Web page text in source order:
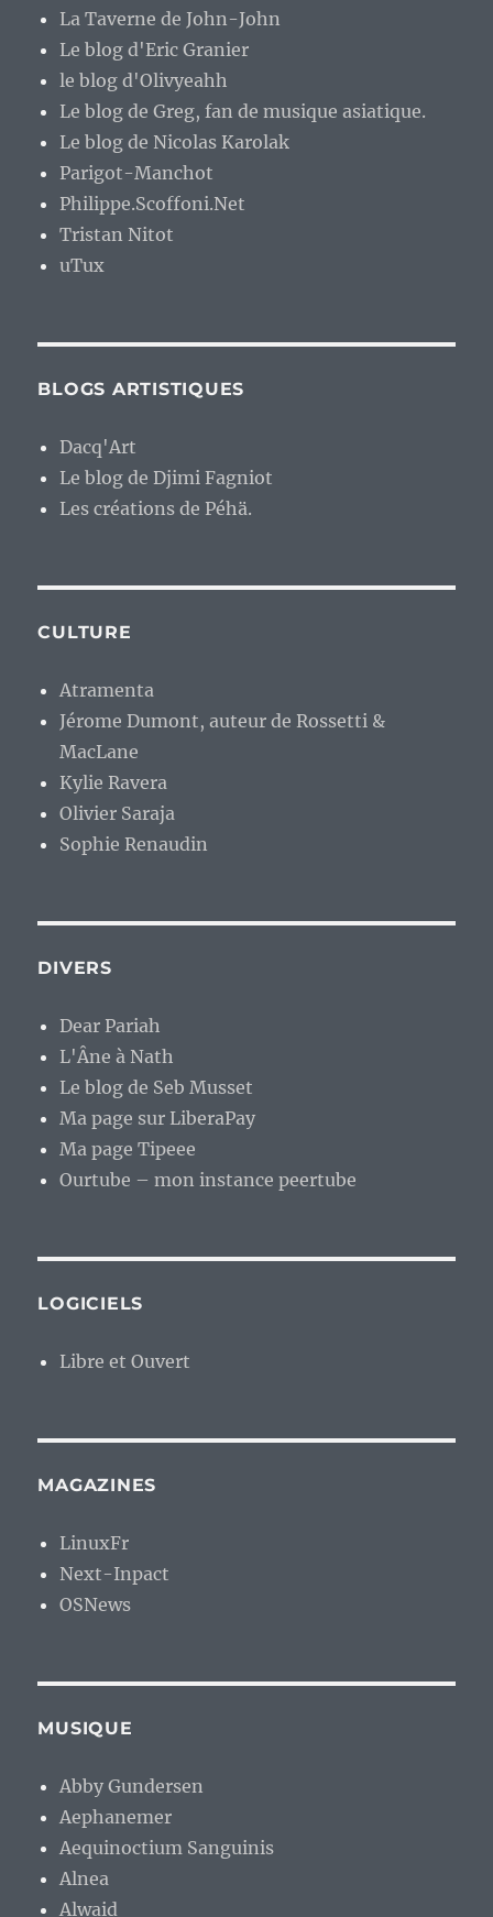
La Taverne de John-John
Le blog d'Eric Granier
le blog d'Olivyeahh
Le blog de Greg, fan de musique asiatique.
Le blog de Nicolas Karolak
Parigot-Manchot
Philippe.Scoffoni.Net
Tristan Nitot
uTux
BLOGS ARTISTIQUES
Dacq'Art
Le blog de Djimi Fagniot
Les créations de Péhä.
CULTURE
Atramenta
Jérome Dumont, auteur de Rossetti &
MacLane
Kylie Ravera
Olivier Saraja
Sophie Renaudin
DIVERS
Dear Pariah
L'Âne à Nath
Le blog de Seb Musset
Ma page sur LiberaPay
Ma page Tipeee
Ourtube – mon instance peertube
LOGICIELS
Libre et Ouvert
MAGAZINES
LinuxFr
Next-Inpact
OSNews
MUSIQUE
Abby Gundersen
Aephanemer
Aequinoctium Sanguinis
Alnea
Alwaid